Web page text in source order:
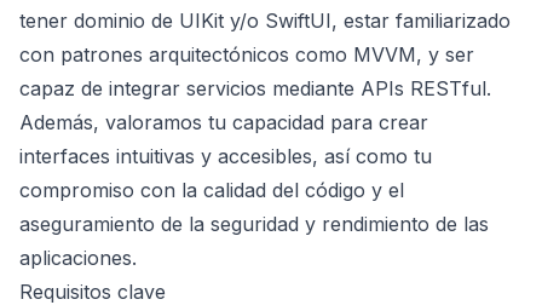
tener dominio de UIKit y/o SwiftUI, estar familiarizado
con patrones arquitectónicos como MVVM, y ser
capaz de integrar servicios mediante APIs RESTful.
Además, valoramos tu capacidad para crear
interfaces intuitivas y accesibles, así como tu
compromiso con la calidad del código y el
aseguramiento de la seguridad y rendimiento de las
aplicaciones.
Requisitos clave